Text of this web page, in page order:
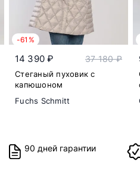
-61%
14 390 ₽ 37 180 ₽
Стеганый пуховик с
капюшоном
Fuchs Schmitt
90 дней гарантии